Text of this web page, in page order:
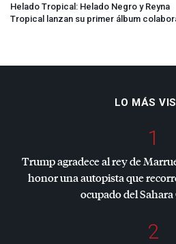
Helado Tropical: Helado Negro y Reyna
Tropical lanzan su primer álbum
LO MÁS
1
Trump agradece al rey de
honor una autopista que
ocupado del
2